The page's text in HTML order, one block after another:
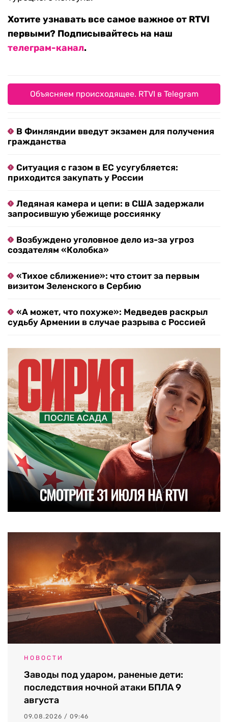
Хотите узнавать все самое важное от RTVI
первыми? Подписывайтесь на наш
телеграм-канал.
Объясняем происходящее. RTVI в Telegram
В Финляндии введут экзамен для получения
гражданства
Ситуация с газом в ЕС усугубляется:
приходится закупать у России
Ледяная камера и цепи: в США задержали
запросившую убежище россиянку
Возбуждено уголовное дело из-за угроз
создателям «Колобка»
«Тихое сближение»: что стоит за первым
визитом Зеленского в Сербию
«А может, что похуже»: Медведев раскрыл
судьбу Армении в случае разрыва с Россией
НОВОСТИ
Заводы под ударом, раненые дети:
последствия ночной атаки БПЛА 9
августа
09.08.2026 / 09:46